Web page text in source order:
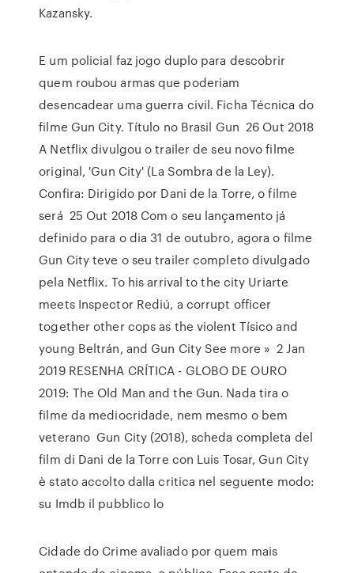
Kazansky.
E um policial faz jogo duplo para descobrir
quem roubou armas que poderiam
desencadear uma guerra civil. Ficha Técnica do
filme Gun City. Título no Brasil Gun 26 Out 2018
A Netflix divulgou o trailer de seu novo filme
original, 'Gun City' (La Sombra de la Ley).
Confira: Dirigido por Dani de la Torre, o filme
será 25 Out 2018 Com o seu lançamento já
definido para o dia 31 de outubro, agora o filme
Gun City teve o seu trailer completo divulgado
pela Netflix. To his arrival to the city Uriarte
meets Inspector Rediú, a corrupt officer
together other cops as the violent Tísico and
young Beltrán, and Gun City See more » 2 Jan
2019 RESENHA CRÍTICA - GLOBO DE OURO
2019: The Old Man and the Gun. Nada tira o
filme da mediocridade, nem mesmo o bem
veterano Gun City (2018), scheda completa del
film di Dani de la Torre con Luis Tosar, Gun City
è stato accolto dalla critica nel seguente modo:
su Imdb il pubblico lo
Cidade do Crime avaliado por quem mais